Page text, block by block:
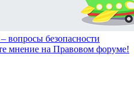
вопросы безопасности
мнение на Правовом форуме!